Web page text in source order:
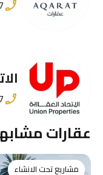
عقارات
مشاريع تحت الانشاء